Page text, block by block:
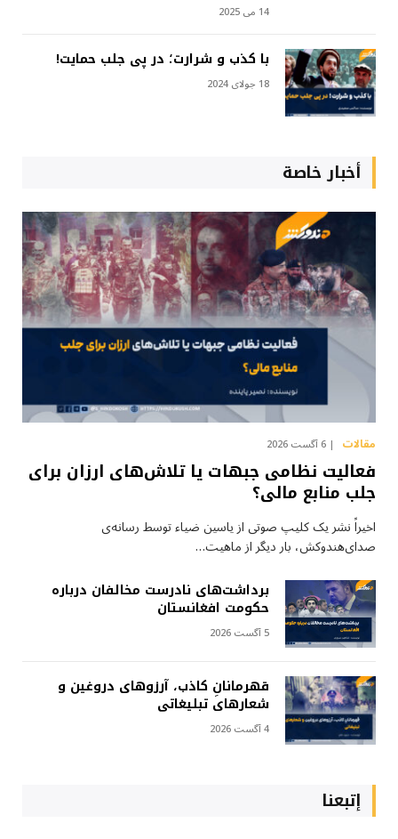
14 می 2025
با کذب و شرارت؛ در پی جلب حمایت!
18 جولای 2024
أخبار خاصة
مقالات 6 آگست 2026
فعالیت نظامی جبهات یا تلاش‌های ارزان برای
جلب منابع مالی؟
اخیراً نشر یک کلیپ صوتی از یاسین ضیاء توسط رسانه‌ی
صدای‌هندوکش، بار دیگر از ماهیت…
برداشت‌های نادرست مخالفان درباره
حکومت افغانستان
5 آگست 2026
قهرمانانِ کاذب، آرزوهای دروغین و
شعارهای تبلیغاتی
4 آگست 2026
إتبعنا